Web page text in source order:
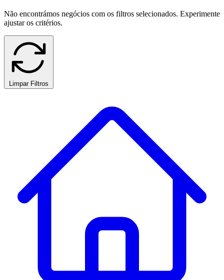
Não encontrámos negócios com os filtros selecionados. Experimente
ajustar os critérios.
Limpar Filtros